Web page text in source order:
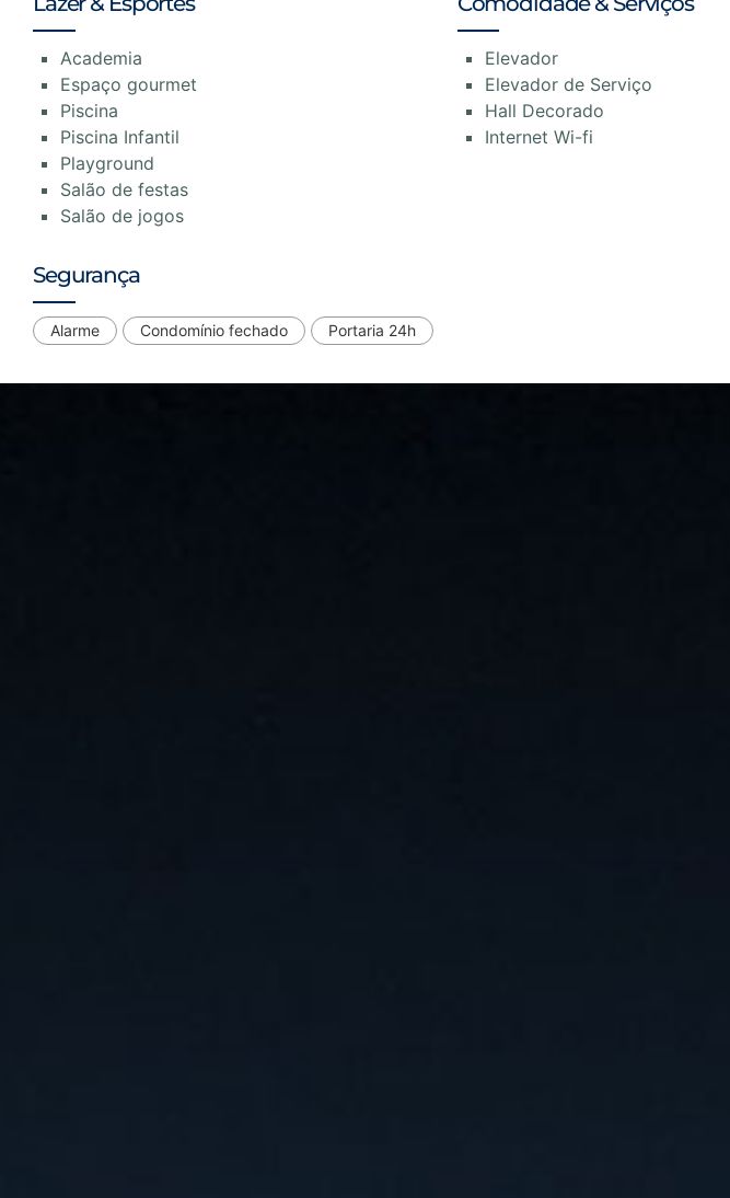
Academia
Espaço gourmet
Piscina
Piscina Infantil
Playground
Salão de festas
Salão de jogos
Elevador
Elevador de Serviço
Hall Decorado
Internet Wi-fi
Segurança
Alarme Condomínio fechado Portaria 24h